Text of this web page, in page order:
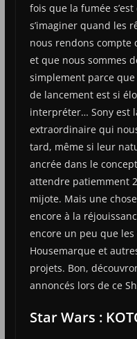
fois que la fumée
s’imaginer quand les
nous rendons compte
et que nous sommes
simplement parce
de lancement est si
interpréter… Sony est
extraordinaire qui
tard, même si leur
ancrée dans le
attendre patiemment
mijote. Mais une
encore à la
encore un peu que
Housemarque et
projets. Bon,
annoncés lors de ce
Star Wars :